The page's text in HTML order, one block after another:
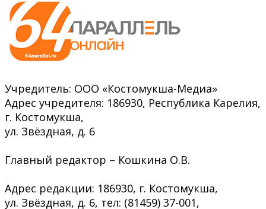
Учредитель: ООО «Костомукша-Медиа»
Адрес учредителя: 186930, Республика Карелия,
г. Костомукша,
ул. Звёздная, д. 6
Главный редактор – Кошкина О.В.
Адрес редакции: 186930, г. Костомукша,
ул. Звёздная, д. 6, тел: (81459) 37-001,